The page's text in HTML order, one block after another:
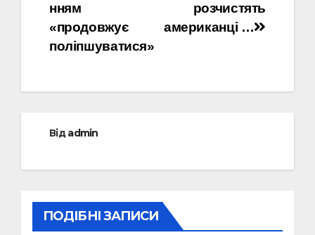
розчистять
американці …
нням
«продовжує
поліпшуватися»
Відadmin
ПОДІБНІ ЗАПИСИ